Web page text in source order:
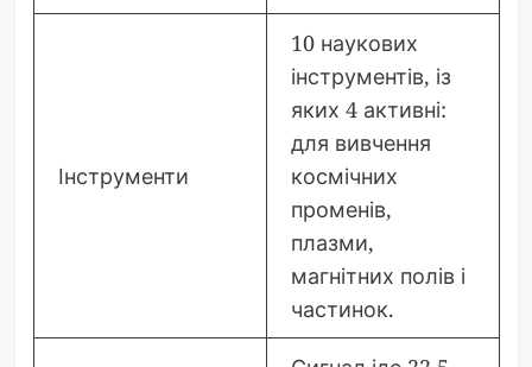
Інструменти
10 наукових
інструментів, із
яких 4 активні:
для вивчення
космічних
променів,
плазми,
магнітних полів і
частинок.